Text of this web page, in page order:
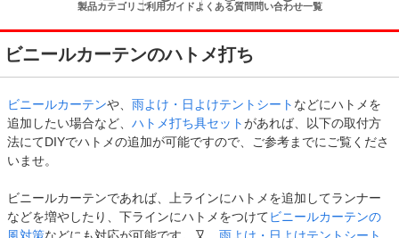
製品カテゴリ ご利用ガイド よくある質問 問い合わせ一覧
ビニールカーテンのハトメ打ち
ビニールカーテンや、 雨よけ・日よけテントシート などにハトメを
追加したい場合など、 ハトメ打ち具セットがあれば、以下の取付方
法にてDIYでハトメの追加が可能ですので、ご参考までにご覧くださ
いませ。
ビニールカーテンであれば、上ラインにハトメを追加してランナー
などを増やしたり、下ラインにハトメをつけてビニールカーテンの